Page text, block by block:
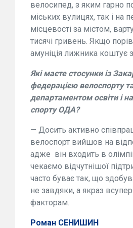
велосипед, з яким гарно
міських вулицях, так і на
місцевості за містом,
тисячі гривень. Якщо
амуніція лижника коштує
Які маєте стосунки із
федерацією велоспорту
департаментом освіти і
спорту ОДА?
— Досить активно
велоспорт вийшов на
адже він входить в
чекаємо відчутнішої
часто буває так, що
не завдяки, а якраз
факторам.
Роман СЕНИШИН